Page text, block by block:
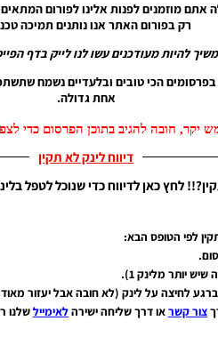
מוזמנים לפנות אלינו לפורום
רק בפורום האתר אנו נותנים תמיכה
להיות מעודכנים עשו לנו לייק בדף
הכי טובים ובלעדיים נשמח
אחת גדולה.
יקר, חובה להגיב בתוכן הפרסום כדי
דיווח לינק לא תקין
לחץ כאן לדיווח כדי שנוכל לטפל
לפי הטופס הבא:
צור קשראו דרך שליחה ישירהלאימיילשלנו